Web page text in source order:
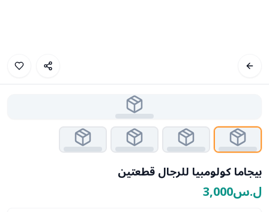
بيجاما كولومبيا للرجال قطعتين
ل.س3,000